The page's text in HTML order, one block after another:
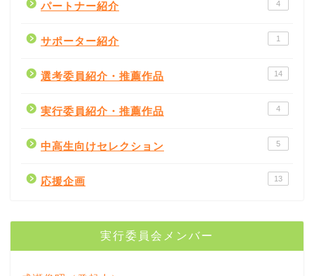
パートナー紹介 4
サポーター紹介 1
選考委員紹介・推薦作品 14
実行委員紹介・推薦作品 4
中高生向けセレクション 5
応援企画 13
実行委員会メンバー